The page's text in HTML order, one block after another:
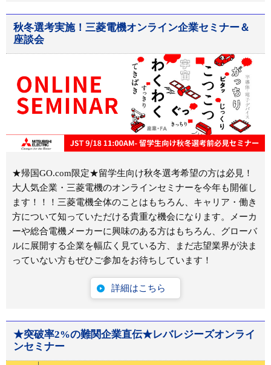
秋冬選考実施！三菱電機オンライン企業セミナー＆
座談会
★帰国GO.com限定★留学生向け秋冬選考希望の方は必見！
大人気企業・三菱電機のオンラインセミナーを今年も開催し
ます！！！三菱電機全体のことはもちろん、キャリア・働き
方について知っていただける貴重な機会になります。メーカ
ーや総合電機メーカーに興味のある方はもちろん、グローバ
ルに展開する企業を幅広く見ている方、まだ志望業界が決ま
っていない方もぜひご参加をお待ちしています！
詳細はこちら
★突破率2%の難関企業直伝★レバレジーズオンライ
ンセミナー